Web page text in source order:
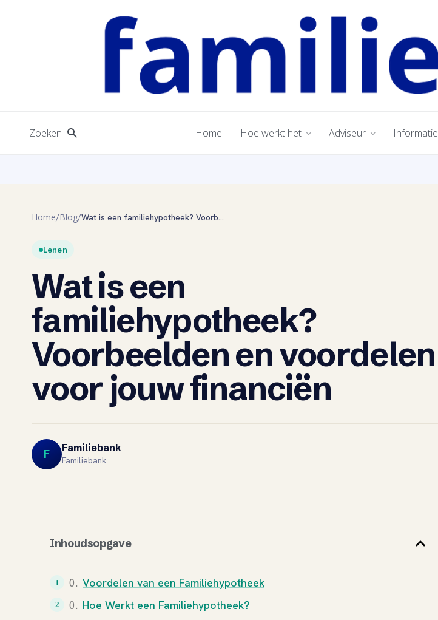
Zoeken Home Hoe werkt het Adviseur Informatie
Home/Blog/ Wat is een familiehypotheek? Voorbeelden en voordelen voor jouw financiën
Lenen
Wat is een
familiehypotheek?
Voorbeelden en voordelen
voor jouw financiën
F
Familiebank
Familiebank
Inhoudsopgave
Voordelen van een Familiehypotheek
Hoe Werkt een Familiehypotheek?